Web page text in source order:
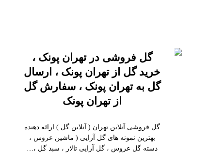
گل فروشی در تهران پونک ،
خرید گل از تهران پونک ، ارسال
گل به تهران پونک ، سفارش گل
از تهران پونک
گل فروشی آنلاین تهران ( آنلاین گل ) ارائه دهنده
بهترین نمونه های گل آرایی ( ماشین عروس ،
دسته گل عروس ، گل آرایی تالار ، سبد گل ،…